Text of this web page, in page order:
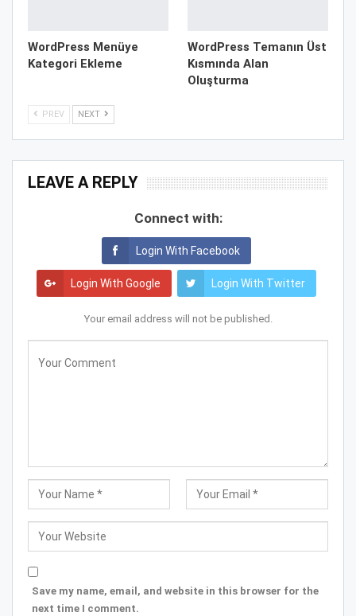
WordPress Menüye
Kategori Ekleme
WordPress Temanın Üst
Kısmında Alan
Oluşturma
PREV NEXT
LEAVE A REPLY
Connect with:
Login With Facebook
Login With Google Login With Twitter
Your email address will not be published.
Save my name, email, and website in this browser for the
next time I comment.